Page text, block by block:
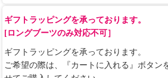
ギフトラッピングを承っております。
[ロングブーツのみ対応不可］
ギフトラッピングを承っております。
ご希望の際は、『カートに入れる』ボタン